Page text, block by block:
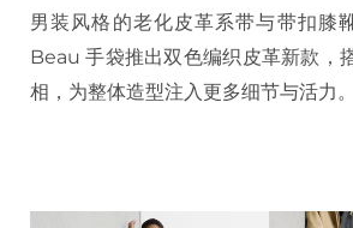
男装风格的老化皮革系带与带扣膝
Beau 手袋推出双色编织皮革新款，
相，为整体造型注入更多细节与活力。